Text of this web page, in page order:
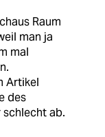
Raum
man ja
mal
Artikel
des
ab.